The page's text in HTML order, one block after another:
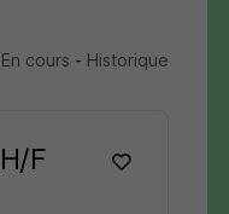
En cours - Historique
F